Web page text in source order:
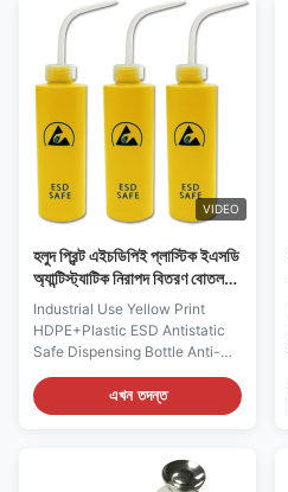
supports one-hand operation 3,
Use a cotton swab or a rag to
gently press the bottle head.
The alcohol will be sprayed
from the inside. Each time you
press it, only the amount of
liquid you need is poured out to
eliminate the waste caused
VIDEO
হলুদ প্রিন্ট এইচডিপিই প্লাস্টিক ইএসডি
অ্যান্টিস্ট্যাটিক নিরাপদ বিতরণ বোতল
শিল্প ব্যবহার
Industrial Use Yellow Print
HDPE+Plastic ESD Antistatic
Safe Dispensing Bottle Anti-
static SAFE BOTTLE
Specifications: Size:
250ml,500ml / Customized
Color: Blue,yellow,Pink,
Customized Surface
এখন তদন্ত